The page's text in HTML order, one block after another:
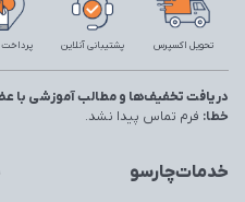
تحویل اکسپرس پشتیبانی آنلاین
خدمات‌چارسو
دریافت تخفیف‌ها و مطالب آموزشی با
خطا: فرم تماس پیدا نشد.